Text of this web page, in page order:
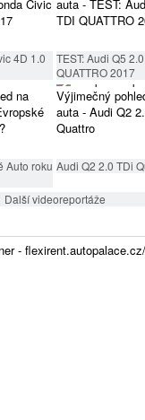
4D 1.0
TEST: Audi Q5
QUATTRO 2017
Auto roku Audi Q2 2.0 TDi
Další videoreportáže